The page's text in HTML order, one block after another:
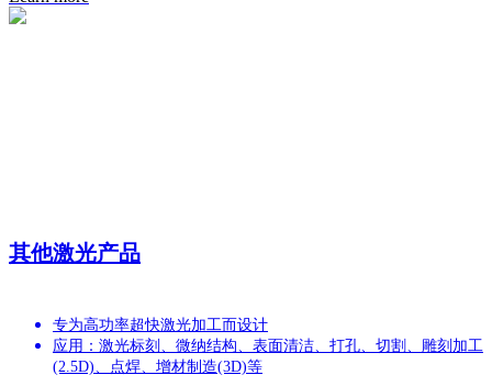
其他激光产品
专为高功率超快激光加工而设计
应用：激光标刻、微纳结构、表面清洁、打孔、切割、雕刻加工
(2.5D)、点焊、增材制造(3D)等